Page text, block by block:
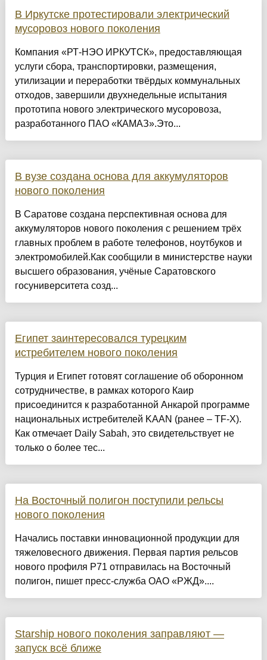
В Иркутске протестировали электрический
мусоровоз нового поколения
Компания «РТ-НЭО ИРКУТСК», предоставляющая
услуги сбора, транспортировки, размещения,
утилизации и переработки твёрдых коммунальных
отходов, завершили двухнедельные испытания
прототипа нового электрического мусоровоза,
разработанного ПАО «КАМАЗ».Это...
В вузе создана основа для аккумуляторов
нового поколения
В Саратове создана перспективная основа для
аккумуляторов нового поколения с решением трёх
главных проблем в работе телефонов, ноутбуков и
электромобилей.Как сообщили в министерстве науки
высшего образования, учёные Саратовского
госуниверситета созд...
Египет заинтересовался турецким
истребителем нового поколения
Турция и Египет готовят соглашение об оборонном
сотрудничестве, в рамках которого Каир
присоединится к разработанной Анкарой программе
национальных истребителей KAAN (ранее – TF-X).
Как отмечает Daily Sabah, это свидетельствует не
только о более тес...
На Восточный полигон поступили рельсы
нового поколения
Начались поставки инновационной продукции для
тяжеловесного движения. Первая партия рельсов
нового профиля Р71 отправилась на Восточный
полигон, пишет пресс-служба ОАО «РЖД»....
Starship нового поколения заправляют —
запуск всё ближе